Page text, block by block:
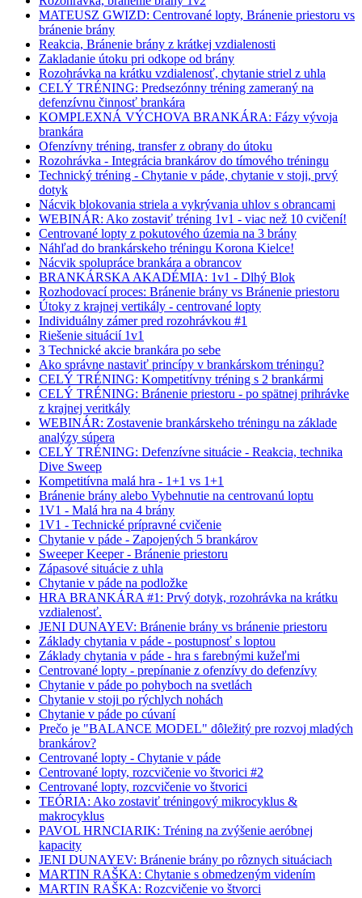
MATEUSZ GWIZD: Centrované lopty, Bránenie priestoru vs
bránenie brány
Reakcia, Bránenie brány z krátkej vzdialenosti
Zakladanie útoku pri odkope od brány
Rozohrávka na krátku vzdialenosť, chytanie striel z uhla
CELÝ TRÉNING: Predsezónny tréning zameraný na
defenzívnu činnosť brankára
KOMPLEXNÁ VÝCHOVA BRANKÁRA: Fázy vývoja
brankára
Ofenzívny tréning, transfer z obrany do útoku
Rozohrávka - Integrácia brankárov do tímového tréningu
Technický tréning - Chytanie v páde, chytanie v stoji, prvý
dotyk
Nácvik blokovania striela a vykrývania uhlov s obrancami
WEBINÁR: Ako zostaviť tréning 1v1 - viac než 10 cvičení!
Centrované lopty z pokutového územia na 3 brány
Náhľad do brankárskeho tréningu Korona Kielce!
Nácvik spolupráce brankára a obrancov
BRANKÁRSKA AKADÉMIA: 1v1 - Dlhý Blok
Rozhodovací proces: Bránenie brány vs Bránenie priestoru
Útoky z krajnej vertikály - centrované lopty
Individuálny zámer pred rozohrávkou #1
Riešenie situácií 1v1
3 Technické akcie brankára po sebe
Ako správne nastaviť princípy v brankárskom tréningu?
CELÝ TRÉNING: Kompetitívny tréning s 2 brankármi
CELÝ TRÉNING: Bránenie priestoru - po spätnej prihrávke
z krajnej veritkály
WEBINÁR: Zostavenie brankárskeho tréningu na základe
analýzy súpera
CELÝ TRÉNING: Defenzívne situácie - Reakcia, technika
Dive Sweep
Kompetitívna malá hra - 1+1 vs 1+1
Bránenie brány alebo Vybehnutie na centrovanú loptu
1V1 - Malá hra na 4 brány
1V1 - Technické prípravné cvičenie
Chytanie v páde - Zapojených 5 brankárov
Sweeper Keeper - Bránenie priestoru
Zápasové situácie z uhla
Chytanie v páde na podložke
HRA BRANKÁRA #1: Prvý dotyk, rozohrávka na krátku
vzdialenosť.
JENI DUNAYEV: Bránenie brány vs bránenie priestoru
Základy chytania v páde - postupnosť s loptou
Základy chytania v páde - hra s farebnými kužeľmi
Centrované lopty - prepínanie z ofenzívy do defenzívy
Chytanie v páde po pohyboch na svetlách
Chytanie v stoji po rýchlych nohách
Chytanie v páde po cúvaní
Prečo je "BALANCE MODEL" dôležitý pre rozvoj mladých
brankárov?
Centrované lopty - Chytanie v páde
Centrované lopty, rozcvičenie vo štvorici #2
Centrované lopty, rozcvičenie vo štvorici
TEÓRIA: Ako zostaviť tréningový mikrocyklus &
makrocyklus
PAVOL HRNCIARIK: Tréning na zvýšenie aeróbnej
kapacity
JENI DUNAYEV: Bránenie brány po rôznych situáciach
MARTIN RAŠKA: Chytanie s obmedzeným videním
MARTIN RAŠKA: Rozcvičenie vo štvorci